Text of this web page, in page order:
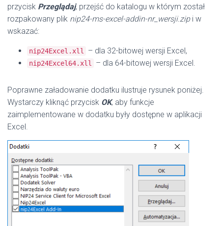
przycisk Przeglądaj, przejść do katalogu w którym został
rozpakowany plik nip24-ms-excel-addin-nr_wersji.zip i w
wskazać:
nip24Excel.xll – dla 32-bitowej wersji Excel,
nip24Excel64.xll – dla 64-bitowej wersji Excel.
Poprawne załadowanie dodatku ilustruje rysunek poniżej.
Wystarczy kliknąć przycisk OK, aby funkcje
zaimplementowane w dodatku były dostępne w aplikacji
Excel.